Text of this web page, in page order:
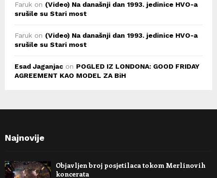
Faruk on (Video) Na današnji dan 1993. jedinice HVO-a
srušile su Stari most
Faruk on (Video) Na današnji dan 1993. jedinice HVO-a
srušile su Stari most
Esad Jaganjac on POGLED IZ LONDONA: GOOD FRIDAY
AGREEMENT KAO MODEL ZA BiH
Najnovije
Objavljen broj posjetilaca tokom Merlinovih
koncerata